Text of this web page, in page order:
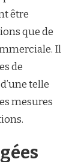
être
que de
Il
de
telle
mesures